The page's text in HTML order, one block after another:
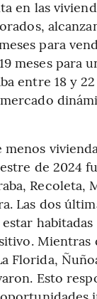
en las
para
meses para
entre 18 y
menos
de 2024
Recoleta,
Las dos
Mientras
Florida,
Esto